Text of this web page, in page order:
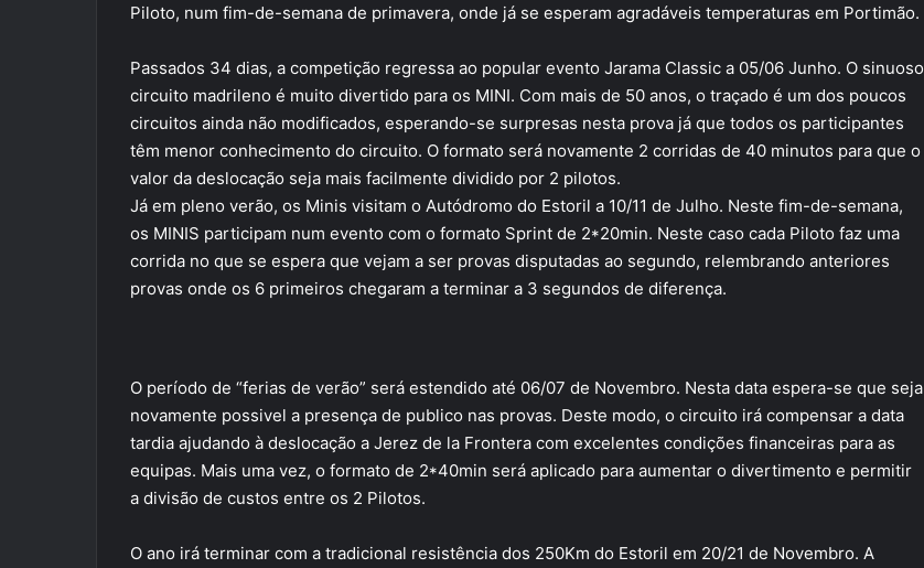
Piloto, num fim-de-semana de primavera, onde já se esperam agradáveis temperaturas em Portimão.
Passados 34 dias, a competição regressa ao popular evento Jarama Classic a 05/06 Junho. O sinuoso
circuito madrileno é muito divertido para os MINI. Com mais de 50 anos, o traçado é um dos poucos
circuitos ainda não modificados, esperando-se surpresas nesta prova já que todos os participantes
têm menor conhecimento do circuito. O formato será novamente 2 corridas de 40 minutos para que o
valor da deslocação seja mais facilmente dividido por 2 pilotos.
Já em pleno verão, os Minis visitam o Autódromo do Estoril a 10/11 de Julho. Neste fim-de-semana,
os MINIS participam num evento com o formato Sprint de 2*20min. Neste caso cada Piloto faz uma
corrida no que se espera que vejam a ser provas disputadas ao segundo, relembrando anteriores
provas onde os 6 primeiros chegaram a terminar a 3 segundos de diferença.
O período de “ferias de verão” será estendido até 06/07 de Novembro. Nesta data espera-se que seja
novamente possivel a presença de publico nas provas. Deste modo, o circuito irá compensar a data
tardia ajudando à deslocação a Jerez de la Frontera com excelentes condições financeiras para as
equipas. Mais uma vez, o formato de 2*40min será aplicado para aumentar o divertimento e permitir
a divisão de custos entre os 2 Pilotos.
O ano irá terminar com a tradicional resistência dos 250Km do Estoril em 20/21 de Novembro. A